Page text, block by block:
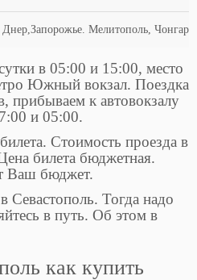
Днер,Запорожье. Мелитополь,
в 05:00 и 15:00, место
Южный вокзал. Поездка
прибываем к автовокзалу
и 05:00.
Стоимость проезда в
билета бюджетная.
Ваш бюджет.
Севастополь. Тогда надо
в путь. Об этом в
как купить